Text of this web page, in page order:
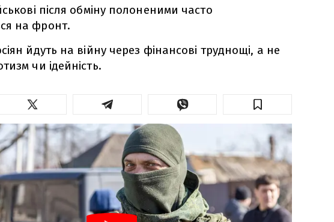
після обміну полоненими часто
на фронт.
йдуть на війну через фінансові труднощі, а не
чи ідейність.